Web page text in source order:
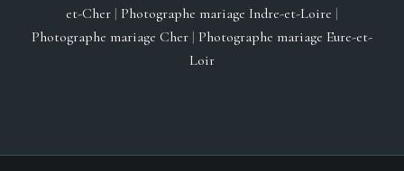
et-Cher| Photographe mariage Indre-et-Loire |
Photographe mariage Cher| Photographe mariage Eure-et-
Loir